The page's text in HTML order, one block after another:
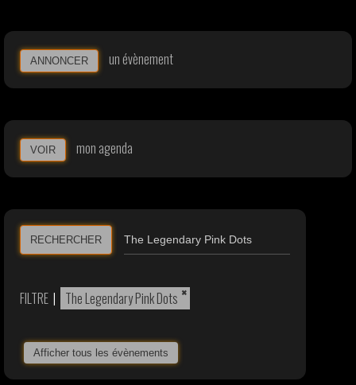
ANNONCER un évènement
VOIR mon agenda
RECHERCHER
FILTRE | ×
The Legendary Pink Dots
Afficher tous les évènements